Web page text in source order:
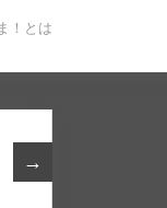
！とは
→